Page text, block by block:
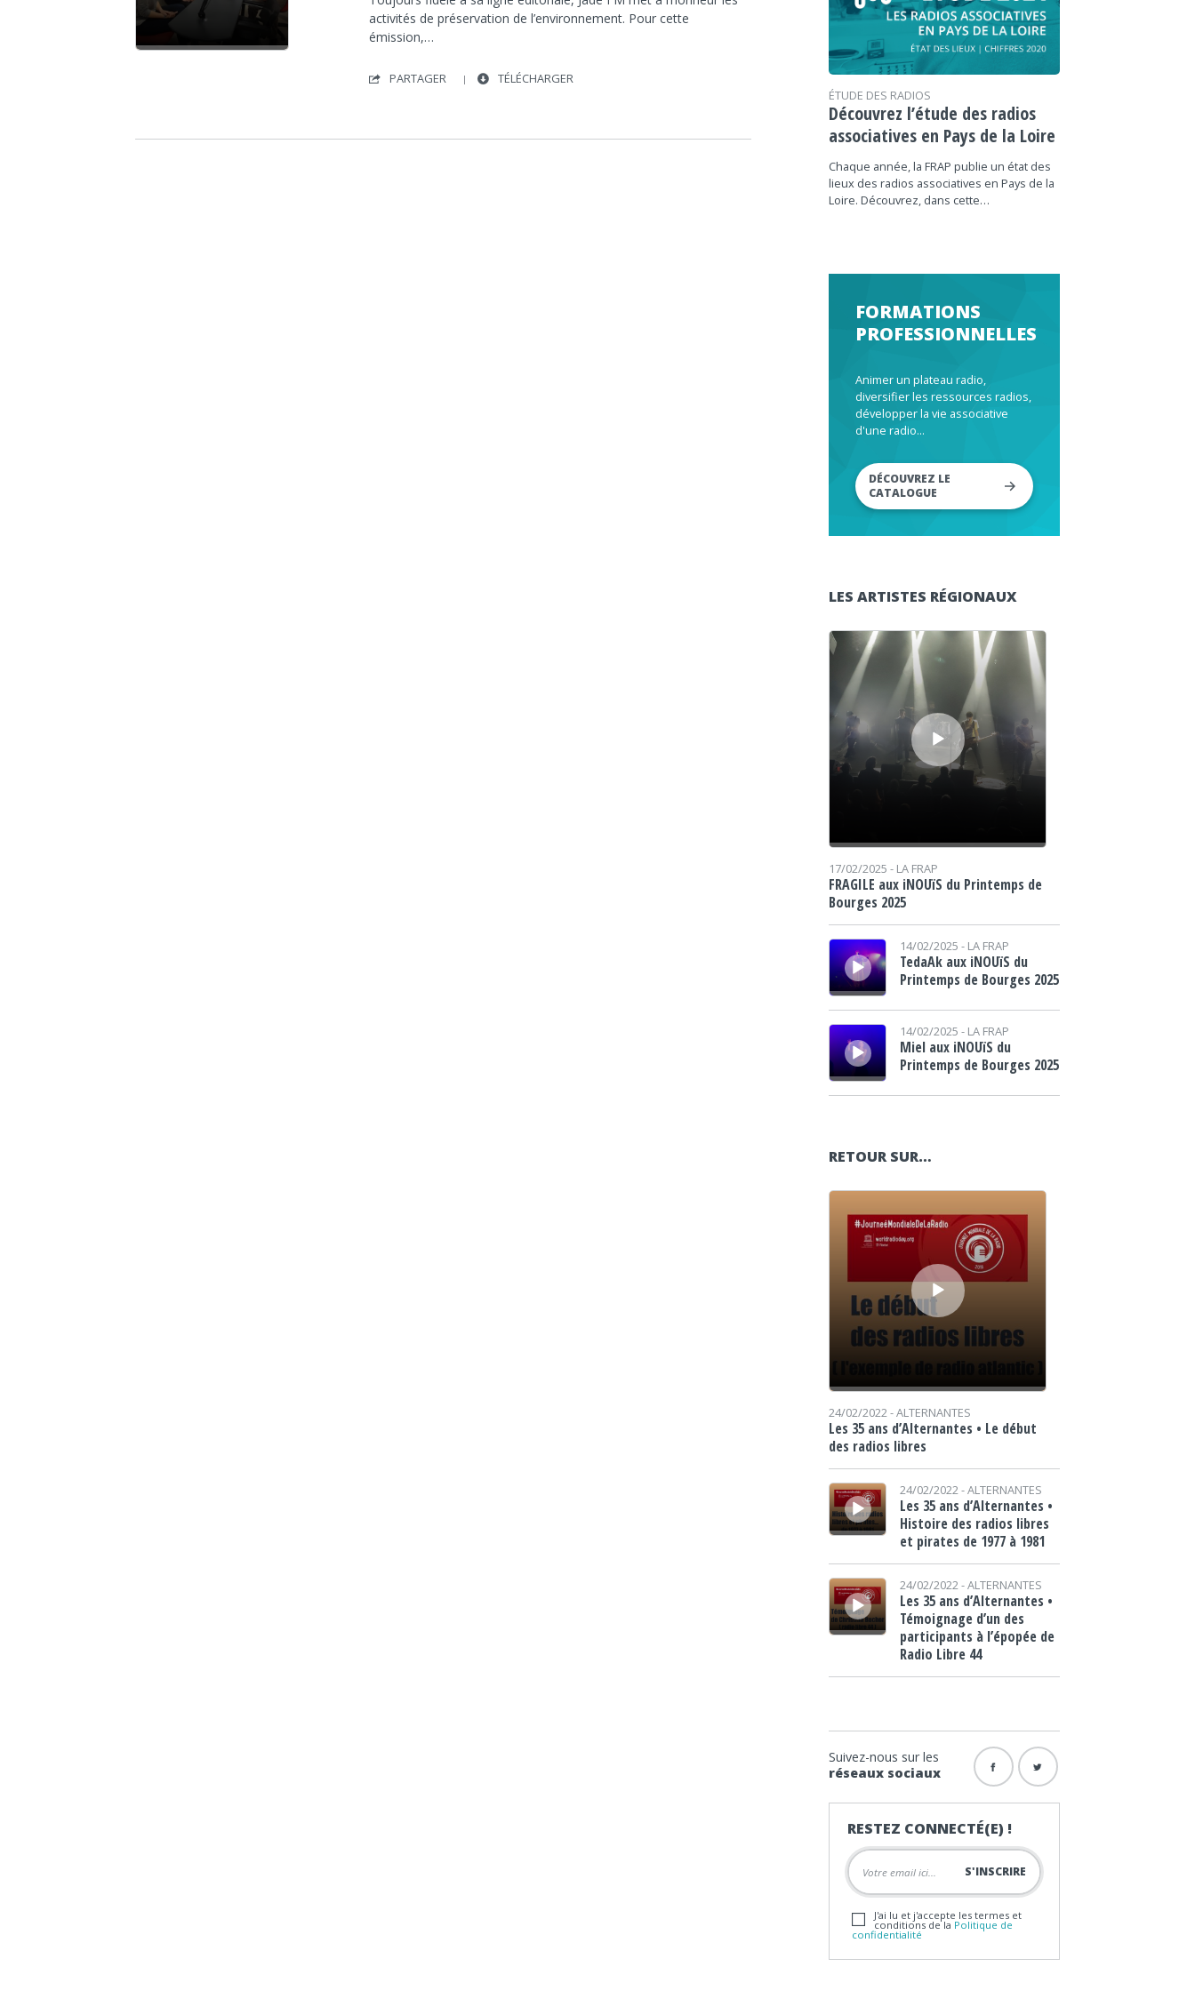
activités de préservation de l’environnement. Pour cette
émission,…
PARTAGER
TÉLÉCHARGER
ÉTUDE DES RADIOS
Découvrez l’étude des radios
associatives en Pays de la Loire
Chaque année, la FRAP publie un état des
lieux des radios associatives en Pays de la
Loire. Découvrez, dans cette…
FORMATIONS
PROFESSIONNELLES
Animer un plateau radio,
diversifier les ressources radios,
développer la vie associative
d'une radio...
DÉCOUVREZ LE
CATALOGUE
LES ARTISTES RÉGIONAUX
Lecteur audio
17/02/2025 - LA FRAP
FRAGILE aux iNOUïS du Printemps de
Bourges 2025
Lecteur audio
14/02/2025 - LA FRAP
TedaAk aux iNOUïS du
Printemps de Bourges 2025
Lecteur audio 14/02/2025 - LA FRAP
Miel aux iNOUïS du
Printemps de Bourges 2025
RETOUR SUR…
Lecteur audio
24/02/2022 -ALTERNANTES
Les 35 ans d’Alternantes • Le début
des radios libres
Lecteur audio
24/02/2022 -ALTERNANTES
Les 35 ans d’Alternantes •
Histoire des radios libres
et pirates de 1977 à 1981
Lecteur audio
24/02/2022 -ALTERNANTES
Les 35 ans d’Alternantes •
Témoignage d’un des
participants à l’épopée de
Radio Libre 44
Suivez-nous sur les
réseaux sociaux
RESTEZ CONNECTÉ(E) !
J'ai lu et j'accepte les termes et
conditions de la Politique de
confidentialité